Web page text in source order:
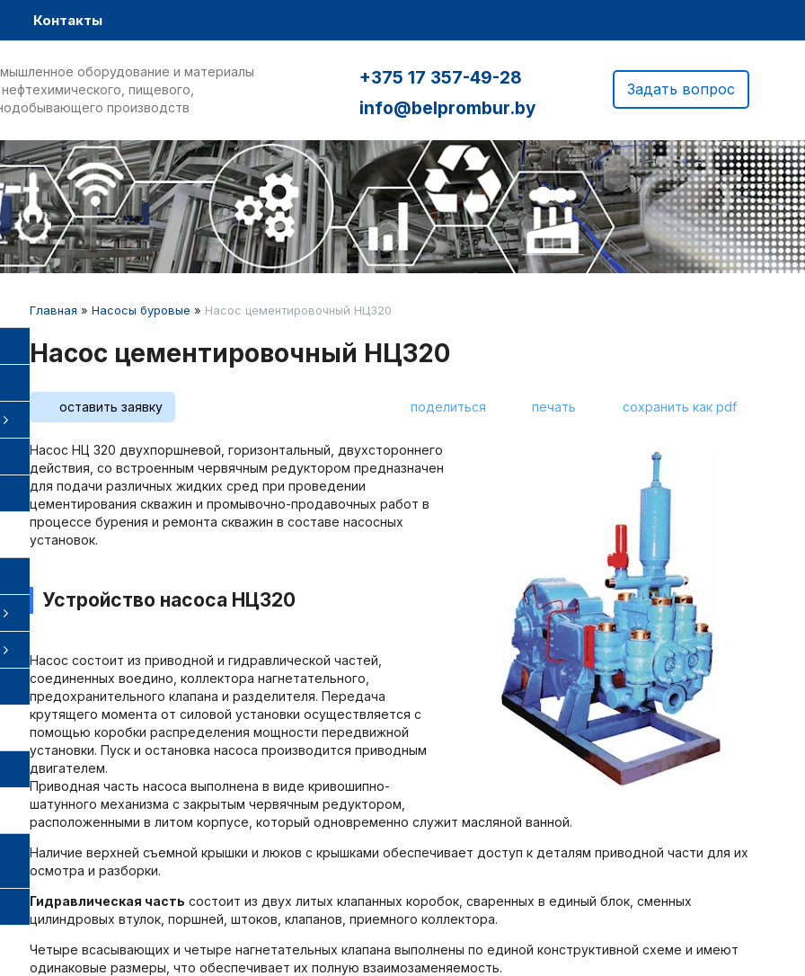
Контакты
оборудование и материалы
пищевого,
производств
+375 17 357-49-28
info@belprombur.by
Задать вопрос
Главная » Насосы буровые » Насос цементировочный НЦ320
Насос цементировочный НЦ320
оставить заявку поделиться печать сохранить как pdf
Насос НЦ 320 двухпоршневой, горизонтальный, двухстороннего
действия, со встроенным червячным редуктором предназначен
для подачи различных жидких сред при проведении
цементирования скважин и промывочно-продавочных работ в
процессе бурения и ремонта скважин в составе насосных
установок.
Устройство насоса НЦ320
Насос состоит из приводной и гидравлической частей,
соединенных воедино, коллектора нагнетательного,
предохранительного клапана и разделителя. Передача
крутящего момента от силовой установки осуществляется с
помощью коробки распределения мощности передвижной
установки. Пуск и остановка насоса производится приводным
двигателем.
Приводная часть насоса выполнена в виде кривошипно-
шатунного механизма с закрытым червячным редуктором,
расположенными в литом корпусе, который одновременно служит масляной ванной.
Наличие верхней съемной крышки и люков с крышками обеспечивает доступ к деталям приводной части для их
осмотра и разборки.
Гидравлическая часть состоит из двух литых клапанных коробок, сваренных в единый блок, сменных
цилиндровых втулок, поршней, штоков, клапанов, приемного коллектора.
Четыре всасывающих и четыре нагнетательных клапана выполнены по единой конструктивной схеме и имеют
одинаковые размеры, что обеспечивает их полную взаимозаменяемость.